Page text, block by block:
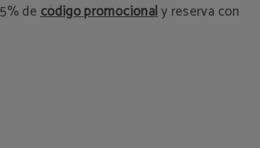
decódigo promocionaly reserva con